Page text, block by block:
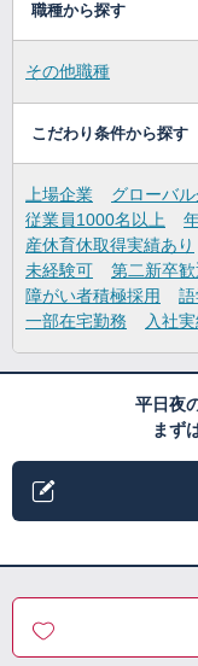
職種から探す
その他職種
こだわり条件から探す
上場企業 グローバ
従業員1000名以上
産休育休取得実績あり
未経験可
第二新卒歓
障がい者積極採用
一部在宅勤務
入社
平日夜
まず